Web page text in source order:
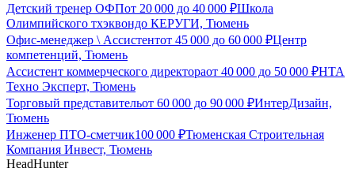
Детский тренер ОФПот 20 000 до 40 000 ₽Школа
Олимпийского тхэквондо КЕРУГИ, Тюмень
Офис-менеджер \ Ассистентот 45 000 до 60 000 ₽Центр
компетенций, Тюмень
Ассистент коммерческого директораот 40 000 до 50 000 ₽НТА
Техно Эксперт, Тюмень
Торговый представительот 60 000 до 90 000 ₽ИнтерДизайн,
Тюмень
Инженер ПТО-сметчик100 000 ₽Тюменская Строительная
Компания Инвест, Тюмень
HeadHunter